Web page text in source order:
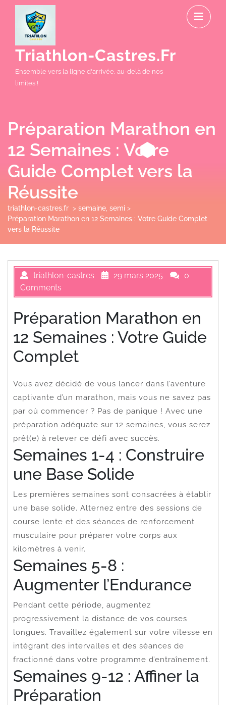
Triathlon-Castres.fr
Ensemble vers la ligne d'arrivée, au-delà de nos
limites !
Préparation Marathon en
12 Semaines : Votre
Guide Complet vers la
Réussite
triathlon-castres.fr > semaine semi >
Préparation Marathon en 12 Semaines : Votre Guide Complet
vers la Réussite
triathlon-castres 29 mars 2025
0
Comments
Préparation Marathon en
12 Semaines : Votre Guide
Complet
Vous avez décidé de vous lancer dans l’aventure
captivante d’un marathon, mais vous ne savez pas
par où commencer ? Pas de panique ! Avec une
préparation adéquate sur 12 semaines, vous serez
prêt(e) à relever ce défi avec succès.
Semaines 1-4 : Construire
une Base Solide
Les premières semaines sont consacrées à établir
une base solide. Alternez entre des sessions de
course lente et des séances de renforcement
musculaire pour préparer votre corps aux
kilomètres à venir.
Semaines 5-8 :
Augmenter l’Endurance
Pendant cette période, augmentez
progressivement la distance de vos courses
longues. Travaillez également sur votre vitesse en
intégrant des intervalles et des séances de
fractionné dans votre programme d’entraînement.
Semaines 9-12 : Affiner la
Préparation